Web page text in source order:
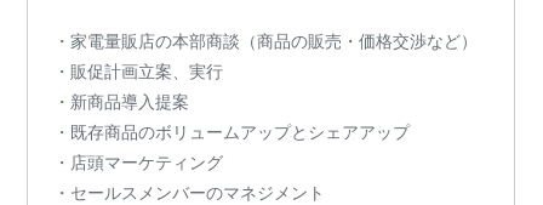
・家電量販店の本部商談（商品の販売・価格交渉など）
・販促計画立案、実行
・新商品導入提案
・既存商品のボリュームアップとシェアアップ
・店頭マーケティング
・セールスメンバーのマネジメント